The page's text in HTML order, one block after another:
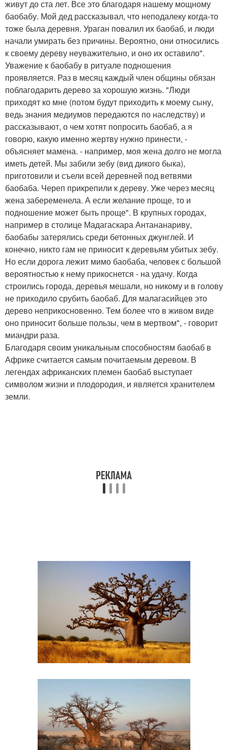
живут до ста лет. Все это благодаря нашему мощному
баобабу. Мой дед рассказывал, что неподалеку когда-то
тоже была деревня. Ураган повалил их баобаб, и люди
начали умирать без причины. Вероятно, они относились
к своему дереву неуважительно, и оно их оставило".
Уважение к баобабу в ритуале подношения
проявляется. Раз в месяц каждый член общины обязан
поблагодарить дерево за хорошую жизнь. "Люди
приходят ко мне (потом будут приходить к моему сыну,
ведь знания медиумов передаются по наследству) и
рассказывают, о чем хотят попросить баобаб, а я
говорю, какую именно жертву нужно принести, -
объясняет мамена. - например, моя жена долго не могла
иметь детей. Мы забили зебу (вид дикого быка),
приготовили и съели всей деревней под ветвями
баобаба. Череп прикрепили к дереву. Уже через месяц
жена забеременела. А если желание проще, то и
подношение может быть проще". В крупных городах,
например в столице Мадагаскара Антананариву,
баобабы затерялись среди бетонных джунглей. И
конечно, никто гам не приносит к деревьям убитых зебу.
Но если дорога лежит мимо баобаба, человек с большой
вероятностью к нему прикоснется - на удачу. Когда
строились города, деревья мешали, но никому и в голову
не приходило срубить баобаб. Для малагасийцев это
дерево неприкосновенно. Тем более что в живом виде
оно приносит больше пользы, чем в мертвом", - говорит
миандри раза.
Благодаря своим уникальным способностям баобаб в
Африке считается самым почитаемым деревом. В
легендах африканских племен баобаб выступает
символом жизни и плодородия, и является хранителем
земли.